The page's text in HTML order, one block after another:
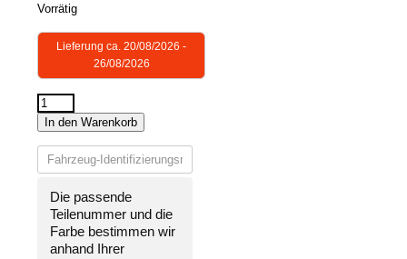
Vorrätig
Lieferung ca. 20/08/2026 -
26/08/2026
STOßSTANGE
LACKIERT
IN
WUNSCHFARBE
NEU
Skoda
In den Warenkorb
Die passende
Teilenummer und die
Farbe bestimmen wir
anhand Ihrer